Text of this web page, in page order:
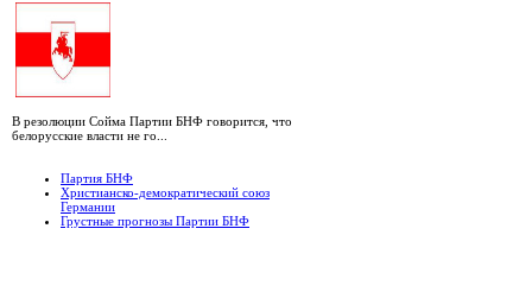
В резолюции Сойма Партии БНФ говорится, что
белорусские власти не го...
Партия БНФ
Христианско-демократический союз
Германии
Грустные прогнозы Партии БНФ